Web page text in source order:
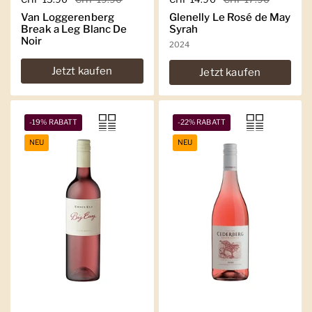
Van Loggerenberg
Break a Leg Blanc De
Noir
Jetzt kaufen
Glenelly Le Rosé de May
Syrah
2024
Jetzt kaufen
-19% RABATT
NEU
-22% RABATT
NEU